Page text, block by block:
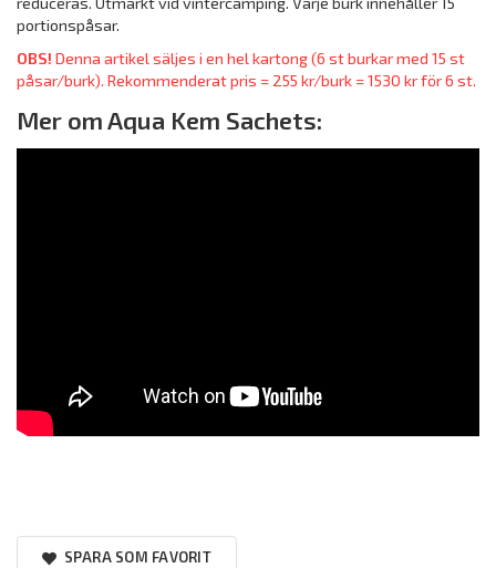
portionspåsar.
OBS! Denna artikel säljes i en hel kartong (6 st burkar med 15 st
påsar/burk). Rekommenderat pris = 255 kr/burk = 1530 kr för 6 st.
Mer om Aqua Kem Sachets:
SPARA SOM FAVORIT